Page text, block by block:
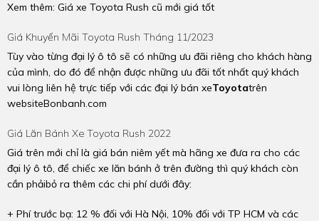
Xem thêm: Giá xe Toyota Rush cũ mới giá tốt
Giá Khuyến Mãi Toyota Rush Tháng 11/2023
Tùy vào từng đại lý ô tô sẽ có những ưu đãi riêng cho khách hàng
của mình, do đó để nhận được những ưu đãi tốt nhất quý khách
vui lòng liên hệ trực tiếp với các đại lý bán xeToyotatrên
websiteBonbanh.com
Giá Lăn Bánh Xe Toyota Rush 2022
Giá trên mới chỉ là giá bán niêm yết mà hãng xe đưa ra cho các
đại lý ô tô, để chiếc xe lăn bánh ở trên đường thì quý khách còn
cần phảibỏ ra thêm các chi phí dưới đây:
+ Phí trước bạ: 12 % đối với Hà Nội, 10% đối với TP HCM và các